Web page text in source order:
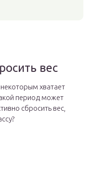
вес
хватает
период может
сбросить вес,